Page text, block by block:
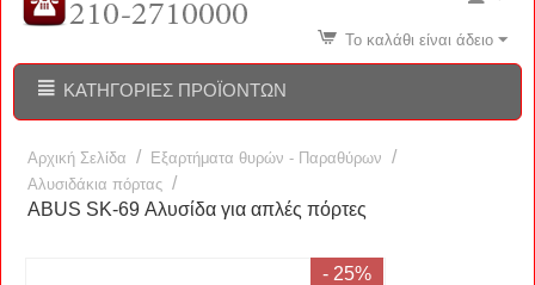
Το καλάθι είναι άδειο
ΚΑΤΗΓΟΡΊΕΣ ΠΡΟΪΌΝΤΩΝ
Αρχική Σελίδα / Εξαρτήματα θυρών - Παραθύρων /
Αλυσιδάκια πόρτας /
ABUS SK-69 Αλυσίδα για απλές πόρτες
- 25%